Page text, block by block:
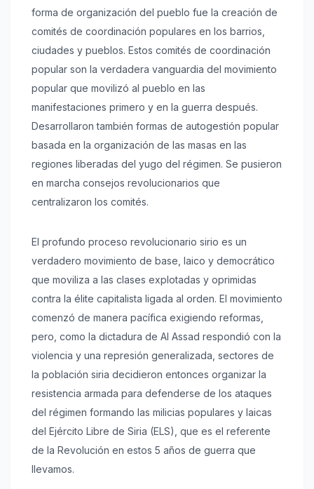
forma de organización del pueblo fue la creación de
comités de coordinación populares en los barrios,
ciudades y pueblos. Estos comités de coordinación
popular son la verdadera vanguardia del movimiento
popular que movilizó al pueblo en las
manifestaciones primero y en la guerra después.
Desarrollaron también formas de autogestión popular
basada en la organización de las masas en las
regiones liberadas del yugo del régimen. Se pusieron
en marcha consejos revolucionarios que
centralizaron los comités.
El profundo proceso revolucionario sirio es un
verdadero movimiento de base, laico y democrático
que moviliza a las clases explotadas y oprimidas
contra la élite capitalista ligada al orden. El movimiento
comenzó de manera pacífica exigiendo reformas,
pero, como la dictadura de Al Assad respondió con la
violencia y una represión generalizada, sectores de
la población siria decidieron entonces organizar la
resistencia armada para defenderse de los ataques
del régimen formando las milicias populares y laicas
del Ejército Libre de Siria (ELS), que es el referente
de la Revolución en estos 5 años de guerra que
llevamos.